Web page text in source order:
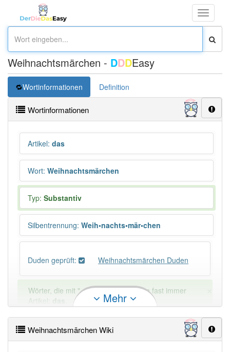
Toggle
Weihnachtsmärchen - DDDEasy
Wortinformationen Definition
Wortinformationen
Artikel: das
Wort: Weihnachtsmärchen
Typ: Substantiv
Silbentrennung: Weih•nachts•mär•chen
Duden geprüft: Weihnachtsmärchen Duden
Wörter, die mit "-chen" enden, haben fast immer
Artikel:
das
Beispiele
Mehr
Weihnachtsmärchen Wiki